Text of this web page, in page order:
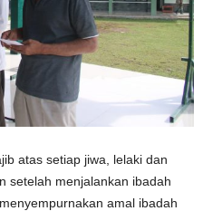
atas setiap jiwa, lelaki dan
setelah menjalankan ibadah
amal ibadah